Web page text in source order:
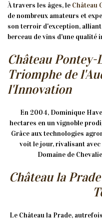
À travers les âges, le Château
de nombreux amateurs et
son terroir d'exception,
berceau de vins d'une qualité
Château
Triomphe de
l'Innovation
En 2004, Dominique
hectares en un vignoble
Grâce aux technologies
voit le jour, rivalisant
Domaine de
Château la
Le Château la Prade,